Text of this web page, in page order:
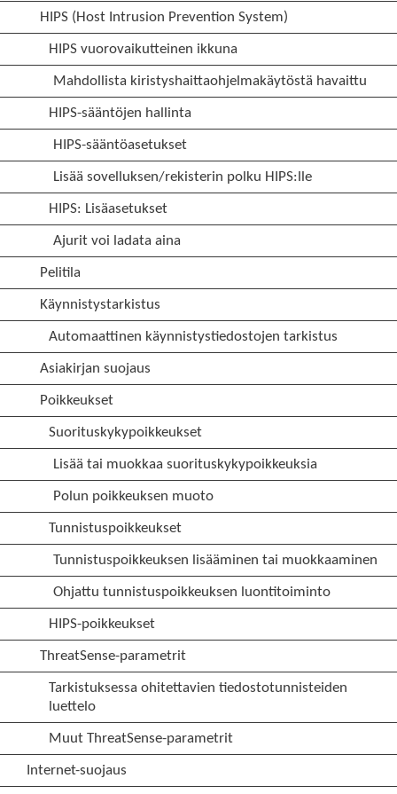
HIPS (Host Intrusion Prevention System)
HIPS vuorovaikutteinen ikkuna
Mahdollista kiristyshaittaohjelmakäytöstä havaittu
HIPS-sääntöjen hallinta
HIPS-sääntöasetukset
Lisää sovelluksen/rekisterin polku HIPS:lle
HIPS: Lisäasetukset
Ajurit voi ladata aina
Pelitila
Käynnistystarkistus
Automaattinen käynnistystiedostojen tarkistus
Asiakirjan suojaus
Poikkeukset
Suorituskykypoikkeukset
Lisää tai muokkaa suorituskykypoikkeuksia
Polun poikkeuksen muoto
Tunnistuspoikkeukset
Tunnistuspoikkeuksen lisääminen tai muokkaaminen
Ohjattu tunnistuspoikkeuksen luontitoiminto
HIPS-poikkeukset
ThreatSense-parametrit
Tarkistuksessa ohitettavien tiedostotunnisteiden
luettelo
Muut ThreatSense-parametrit
Internet-suojaus